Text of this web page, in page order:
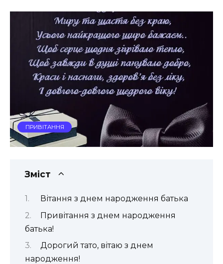
ПРИВІТАННЯ
Зміст
Вітання з днем народження батька
Привітання з днем народження
батька!
Дорогий тато, вітаю з днем
народження!